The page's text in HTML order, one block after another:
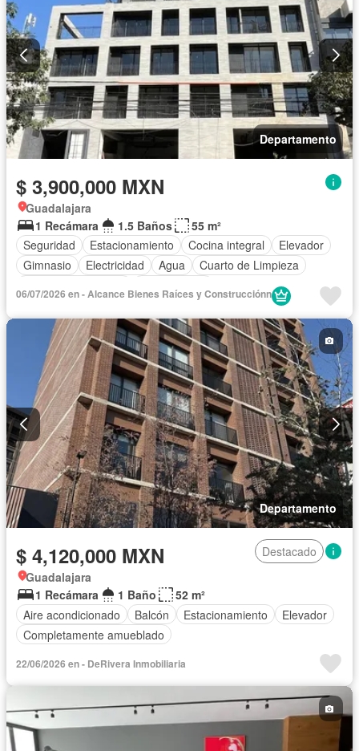
Departamento
$ 3,900,000 MXN
Guadalajara
1 Recámara
1.5 Baños
55 m²
Seguridad
Estacionamiento Cocina integral
Elevador
Gimnasio
Electricidad Agua
Cuarto de Limpieza
06/07/2026 en - Alcance Bienes Raí­ces y Construcciónn
Departamento
$ 4,120,000 MXN
Destacado
Guadalajara
1 Recámara
1 Baño
52 m²
Aire acondicionado
Balcón Estacionamiento
Elevador
Completamente amueblado
22/06/2026 en - DeRivera Inmobiliaria